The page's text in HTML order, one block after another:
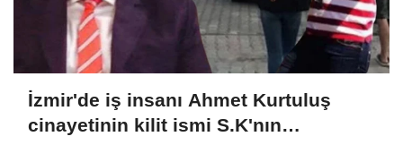
İzmir'de iş insanı Ahmet Kurtuluş
cinayetinin kilit ismi S.K'nın